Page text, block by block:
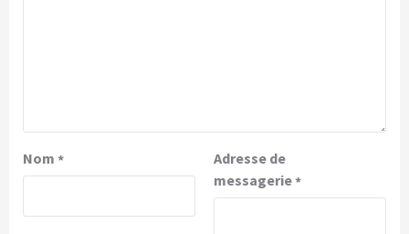
Nom *
Adresse de
messagerie*